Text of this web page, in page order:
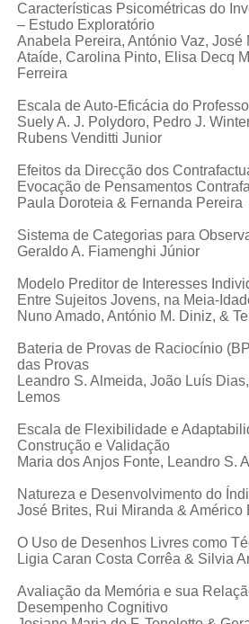
Características Psicométricas do
– Estudo Exploratório
Anabela Pereira, António Vaz,
Ataíde, Carolina Pinto, Elisa Decq
Ferreira
Escala de Auto-Eficácia do
Suely A. J. Polydoro, Pedro J.
Rubens Venditti Junior
Efeitos da Direcção dos
Evocação de Pensamentos
Paula Doroteia & Fernanda Pereira
Sistema de Categorias para
Geraldo A. Fiamenghi Júnior
Modelo Preditor de Interesses
Entre Sujeitos Jovens, na Meia-
Nuno Amado, António M. Diniz, &
Bateria de Provas de Raciocínio
das Provas
Leandro S. Almeida, João Luís
Lemos
Escala de Flexibilidade e
Construção e Validação
Maria dos Anjos Fonte, Leandro S.
Natureza e Desenvolvimento do
José Brites, Rui Miranda & Américo
O Uso de Desenhos Livres como
Ligia Caran Costa Corrêa & Silvia
Avaliação da Memória e sua
Desempenho Cognitivo